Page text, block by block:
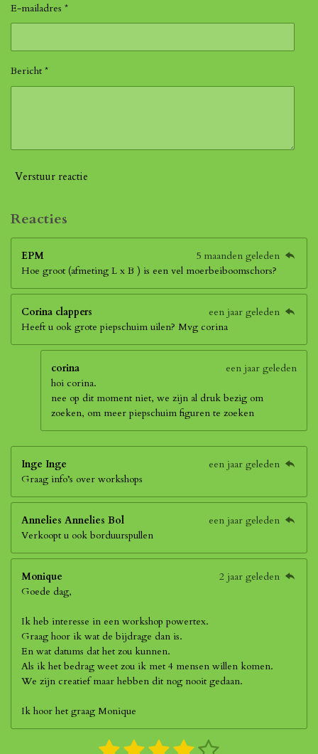
E-mailadres *
Bericht *
Verstuur reactie
Reacties
EPM
5 maanden geleden
Hoe groot (afmeting L x B ) is een vel moerbeiboomschors?
Corina clappers
een jaar geleden
Heeft u ook grote piepschuim uilen? Mvg corina
corina
een jaar geleden
hoi corina.
nee op dit moment niet, we zijn al druk bezig om
zoeken, om meer piepschuim figuren te zoeken
Inge Inge
een jaar geleden
Graag info’s over workshops
Annelies Annelies Bol
een jaar geleden
Verkoopt u ook borduurspullen
Monique
2 jaar geleden
Goede dag,
Ik heb interesse in een workshop powertex.
Graag hoor ik wat de bijdrage dan is.
En wat datums dat het zou kunnen.
Als ik het bedrag weet zou ik met 4 mensen willen komen.
We zijn creatief maar hebben dit nog nooit gedaan.
Ik hoor het graag Monique